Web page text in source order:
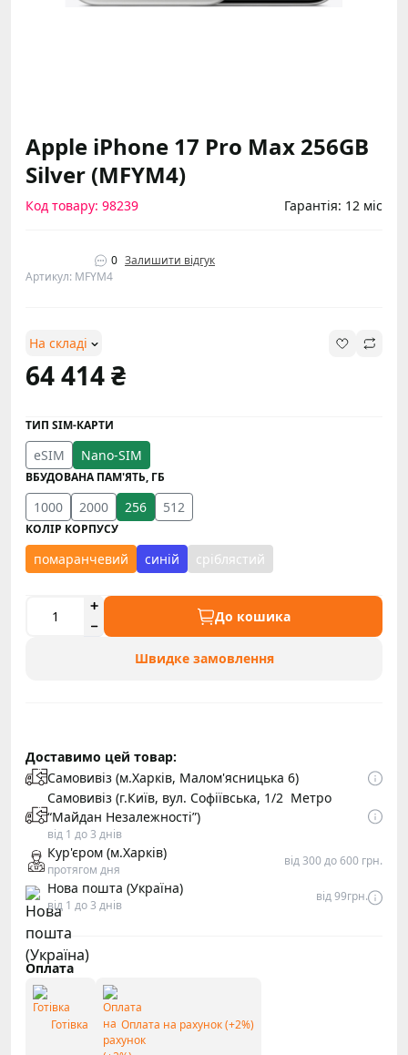
Apple iPhone 17 Pro Max 256GB
Silver (MFYM4)
Код товару: 98239 Гарантія: 12 міс
0 Залишити відгук
Артикул: MFYM4
На складі
64 414 ₴
ТИП SIM-КАРТИ
eSIM Nano-SIM
ВБУДОВАНА ПАМ'ЯТЬ, ГБ
1000 2000 256 512
КОЛІР КОРПУСУ
помаранчевий синій сріблястий
До кошика
Швидке замовлення
Доставимо цей товар:
Самовивіз (м.Харків, Малом'ясницька 6)
Самовивіз (г.Київ, вул. Софіївська, 1/2 Метро
“Майдан Незалежності”)
від 1 до 3 днів
Кур'єром (м.Харків)
протягом дня
від 300 до 600 грн.
Нова пошта (Україна)
від 1 до 3 днів
від 99грн.
Оплата
Готівка Оплата на рахунок (+2%)